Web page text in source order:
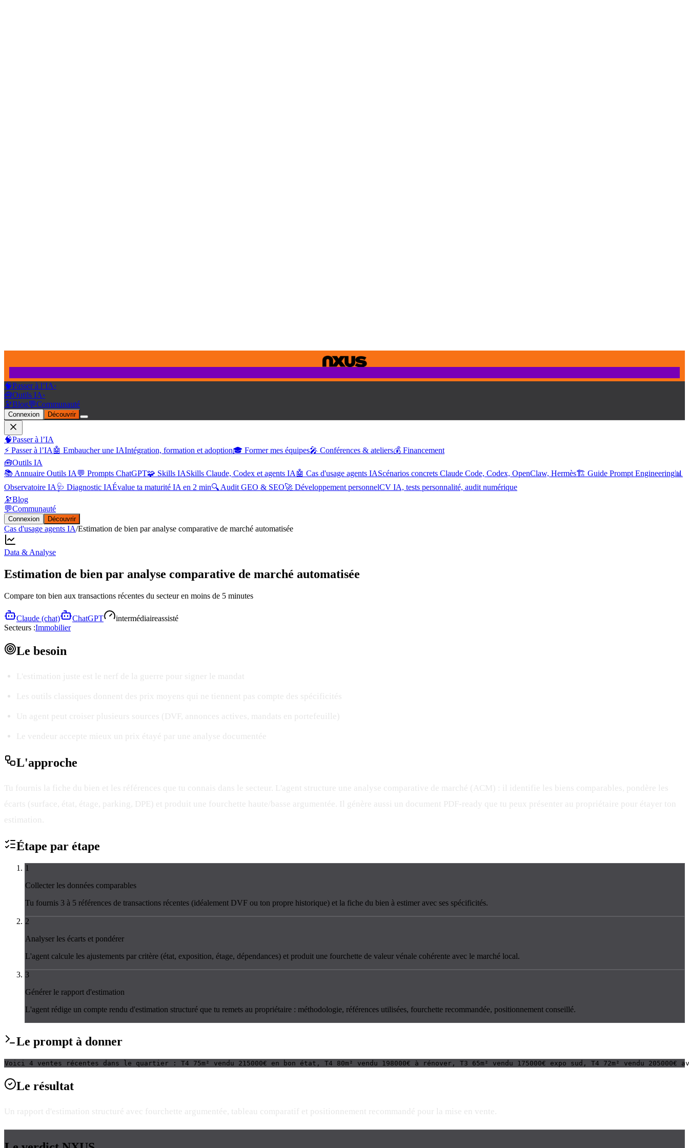
🧠Passer à l’IA›
🧰Outils IA›
🔭Blog💬Communauté
Connexion Découvrir
🧠Passer à l’IA
⚡ Passer à l’IA 🤖 Embaucher une IAIntégration, formation et adoption🎓 Former mes équipes🎤 Conférences & ateliers💰 Financement
🧰Outils IA
📚 Annuaire Outils IA 💬 Prompts ChatGPT🧩 Skills IASkills Claude, Codex et agents IA 🤖 Cas d'usage agents IAScénarios concrets Claude Code, Codex, OpenClaw, Hermès🏗️ Guide Prompt Engineering📊
Observatoire IA 🩺 Diagnostic IAÉvalue ta maturité IA en 2 min🔍 Audit GEO & SEO🚀 Développement personnelCV IA, tests personnalité, audit numérique
🔭Blog
💬Communauté
Connexion Découvrir
Cas d'usage agents IA/Estimation de bien par analyse comparative de marché automatisée
Data & Analyse
Estimation de bien par analyse comparative de marché automatisée
Compare ton bien aux transactions récentes du secteur en moins de 5 minutes
Claude (chat) ChatGPT intermédiaireassisté
Secteurs :Immobilier
Le besoin
L'estimation juste est le nerf de la guerre pour signer le mandat
Les outils classiques donnent des prix moyens qui ne tiennent pas compte des spécificités
Un agent peut croiser plusieurs sources (DVF, annonces actives, mandats en portefeuille)
Le vendeur accepte mieux un prix étayé par une analyse documentée
L'approche
Tu fournis la fiche du bien et les références que tu connais dans le secteur. L'agent structure une analyse comparative de marché (ACM) : il identifie les biens comparables, pondère les
écarts (surface, état, étage, parking, DPE) et produit une fourchette haute/basse argumentée. Il génère aussi un document PDF-ready que tu peux présenter au propriétaire pour étayer ton
estimation.
Étape par étape
1
Collecter les données comparables
Tu fournis 3 à 5 références de transactions récentes (idéalement DVF ou ton propre historique) et la fiche du bien à estimer avec ses spécificités.
2
Analyser les écarts et pondérer
L'agent calcule les ajustements par critère (état, exposition, étage, dépendances) et produit une fourchette de valeur vénale cohérente avec le marché local.
3
Générer le rapport d'estimation
L'agent rédige un compte rendu d'estimation structuré que tu remets au propriétaire : méthodologie, références utilisées, fourchette recommandée, positionnement conseillé.
Le prompt à donner
Voici 4 ventes récentes dans le quartier : T4 75m² vendu 215000€ en bon état, T4 80m² vendu 198000€ à rénover, T3 65m² vendu 175000€ expo sud, T4 72m² vendu
Le résultat
Un rapport d'estimation structuré avec fourchette argumentée, tableau comparatif et positionnement recommandé pour la mise en vente.